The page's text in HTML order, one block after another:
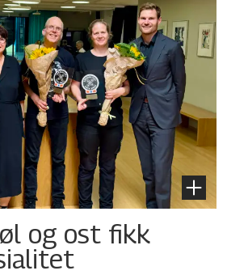
og ost fikk